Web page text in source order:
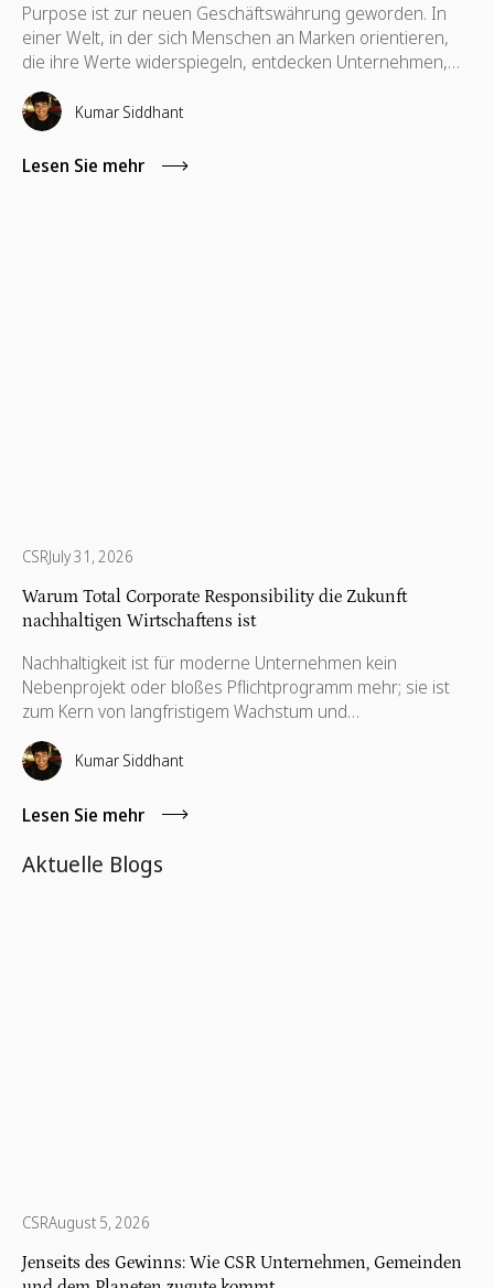
Purpose ist zur neuen Geschäftswährung geworden. In
einer Welt, in der sich Menschen an Marken orientieren,
die ihre Werte widerspiegeln, entdecken Unternehmen,
dass dauerhafter Erfolg nicht allein durch Gewinne
definiert wird, sondern durch die positive Wirkung, die sie
erzielen, und durch die Prinzipien, für die sie stehen.
Dieser Wandel hat zu einer starken Bewegung geführt:
Kumar Siddhant
Lesen Sie mehr
CSRJuly 31, 2026
Warum Total Corporate Responsibility die Zukunft
nachhaltigen Wirtschaftens ist
Nachhaltigkeit ist für moderne Unternehmen kein
Nebenprojekt oder bloßes Pflichtprogramm mehr; sie ist
zum Kern von langfristigem Wachstum und
Widerstandsfähigkeit geworden. Viele Unternehmen
kennen Corporate Social Responsibility (CSR), ESG-
Initiativen und Programme für soziale Auswirkungen, doch
ein tieferer, ganzheitlicherer Ansatz setzt sich durch: Total
Kumar Siddhant
Lesen Sie mehr
Aktuelle Blogs
CSRAugust 5, 2026
Jenseits des Gewinns: Wie CSR Unternehmen, Gemeinden